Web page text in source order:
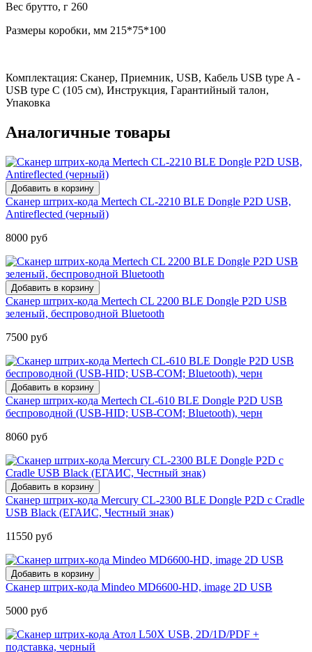
Вес брутто, г 260
Размеры коробки, мм 215*75*100
Комплектация: Сканер, Приемник, USB, Кабель USB type A -
USB type С (105 см), Инструкция, Гарантийный талон,
Упаковка
Аналогичные товары
Сканер штрих-кода Mertech CL-2210 BLE Dongle P2D USB,
Antireflected (черный)
8000 руб
Сканер штрих-кода Mertech CL 2200 BLE Dongle P2D USB
зеленый, беспроводной Bluetooth
7500 руб
Сканер штрих-кода Mertech CL-610 BLE Dongle P2D USB
беспроводной (USB-HID; USB-COM; Bluetooth), черн
8060 руб
Сканер штрих-кода Mercury CL-2300 BLE Dongle P2D с Cradle
USB Black (ЕГАИС, Честный знак)
11550 руб
Сканер штрих-кода Mindeo MD6600-HD, image 2D USB
5000 руб